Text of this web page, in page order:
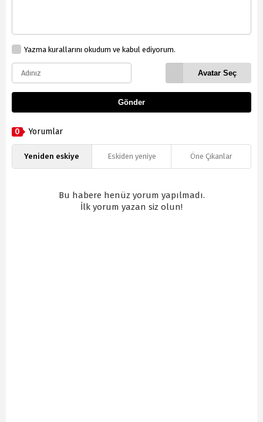
Yazma kurallarını okudum ve kabul ediyorum.
Avatar Seç
Gönder
0 Yorumlar
Yeniden eskiye Eskiden yeniye Öne Çıkanlar
Bu habere henüz yorum yapılmadı.
İlk yorum yazan siz olun!